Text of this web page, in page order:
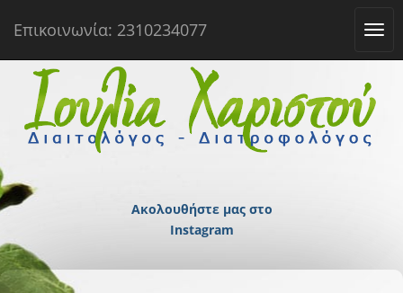
Επικοινωνία: 2310234077
Ακολουθήστε μας στο
Instagram